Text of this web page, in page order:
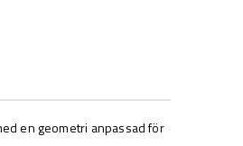
en geometri anpassad för